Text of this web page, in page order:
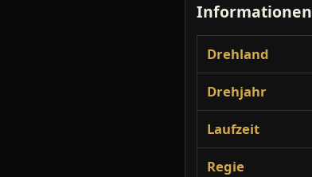
Informationen
Drehland
Drehjahr
Laufzeit
Regie